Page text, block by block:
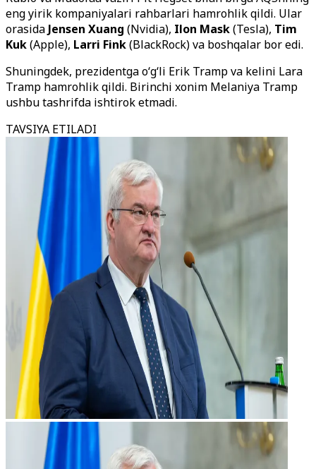
eng yirik kompaniyalari rahbarlari hamrohlik qildi. Ular
orasida Jensen Xuang (Nvidia), Ilon Mask(Tesla), Tim
Kuk(Apple), Larri Fink(BlackRock) va boshqalar bor edi.
Shuningdek, prezidentga o‘g‘li Erik Tramp va kelini Lara
Tramp hamrohlik qildi. Birinchi xonim Melaniya Tramp
ushbu tashrifda ishtirok etmadi.
TAVSIYA ETILADI